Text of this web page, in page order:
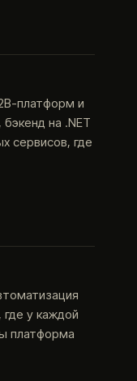
платформ и
на .NET
сервисов, где
у каждой
платформа